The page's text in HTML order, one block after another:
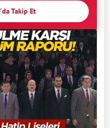
Takip Et